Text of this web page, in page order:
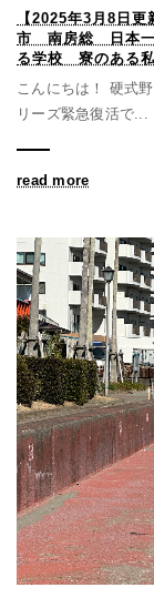
【2025年3月8日
市 南房総 日本一
る学校 寮のある
こんにちは！ 硬式
リーズ緊急復活で...
read more